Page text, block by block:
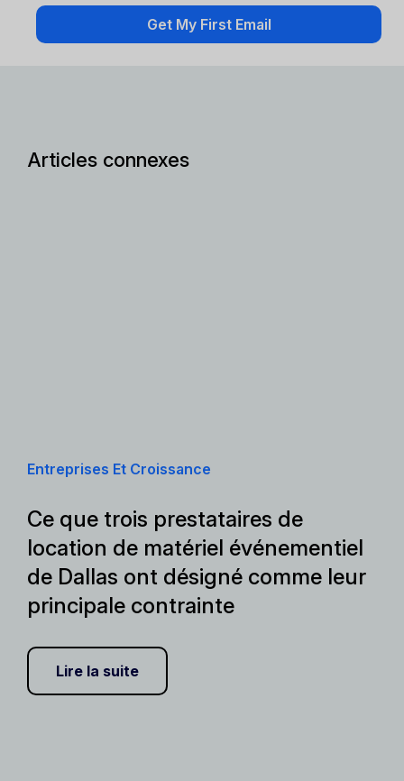
Articles connexes
Entreprises Et Croissance
Ce que trois prestataires de
location de matériel événementiel
de Dallas ont désigné comme leur
principale contrainte
Lire la suite